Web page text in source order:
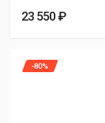
23 550 ₽
-80%